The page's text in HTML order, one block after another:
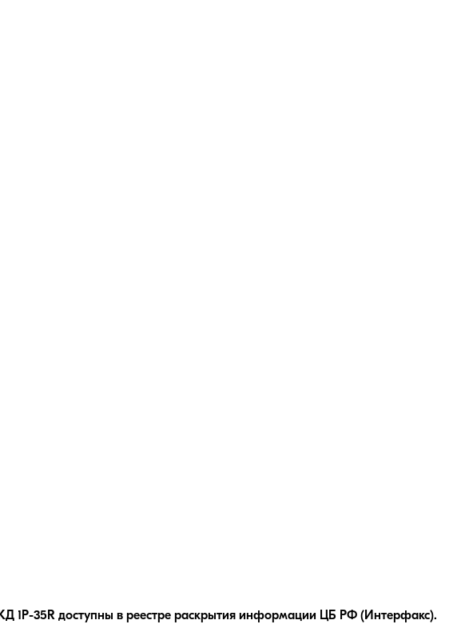
1Р-35R доступны в реестре раскрытия информации ЦБ РФ (Интерфакс).